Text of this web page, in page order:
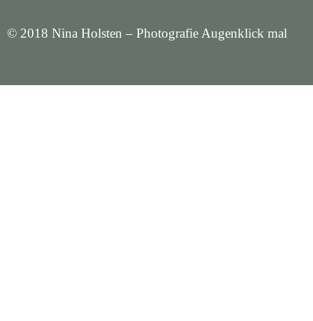
© 2018 Nina Holsten – Photografie Augenklick mal